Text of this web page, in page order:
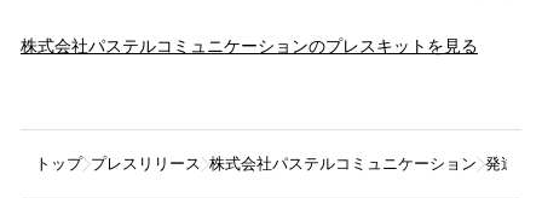
株式会社パステルコミュニケーションのプレスキットを見る
トップ プレスリリース 株式会社パステルコミュニケーション 発達が